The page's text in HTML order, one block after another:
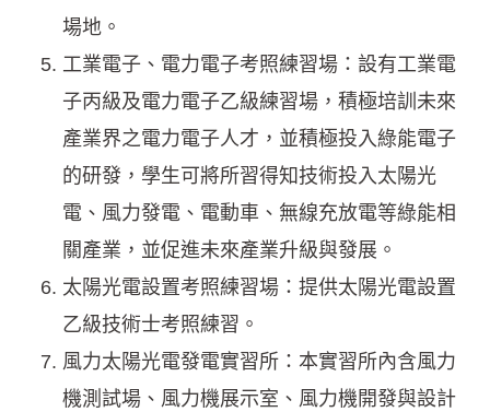
場地。
工業電子、電力電子考照練習場：設有工業電
子丙級及電力電子乙級練習場，積極培訓未來
產業界之電力電子人才，並積極投入綠能電子
的研發，學生可將所習得知技術投入太陽光
電、風力發電、電動車、無線充放電等綠能相
關產業，並促進未來產業升級與發展。
太陽光電設置考照練習場：提供太陽光電設置
乙級技術士考照練習。
風力太陽光電發電實習所：本實習所內含風力
機測試場、風力機展示室、風力機開發與設計